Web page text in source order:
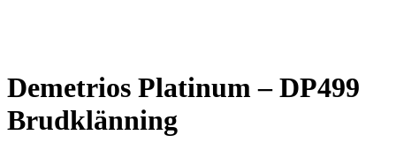
Demetrios Platinum – DP499
Brudklänning